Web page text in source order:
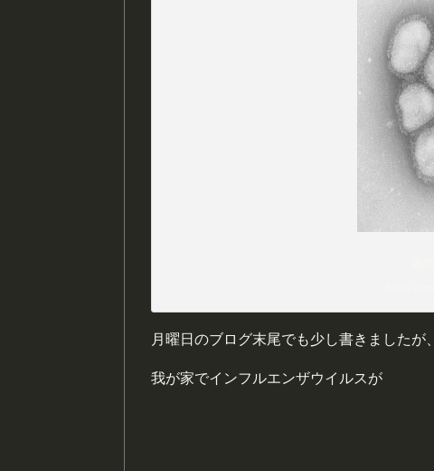
月曜日のブログ末尾でも少し書きましたが、
我が家でインフルエンザウイルスが